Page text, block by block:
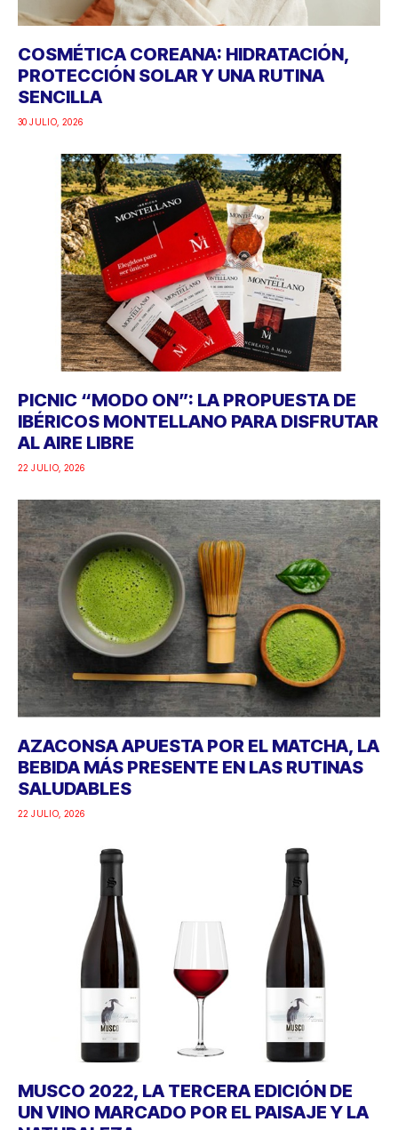
COSMÉTICA COREANA: HIDRATACIÓN,
PROTECCIÓN SOLAR Y UNA RUTINA
SENCILLA
30 JULIO, 2026
PICNIC “MODO ON”: LA PROPUESTA DE
IBÉRICOS MONTELLANO PARA DISFRUTAR
AL AIRE LIBRE
22 JULIO, 2026
AZACONSA APUESTA POR EL MATCHA, LA
BEBIDA MÁS PRESENTE EN LAS RUTINAS
SALUDABLES
22 JULIO, 2026
MUSCO 2022, LA TERCERA EDICIÓN DE
UN VINO MARCADO POR EL PAISAJE Y LA